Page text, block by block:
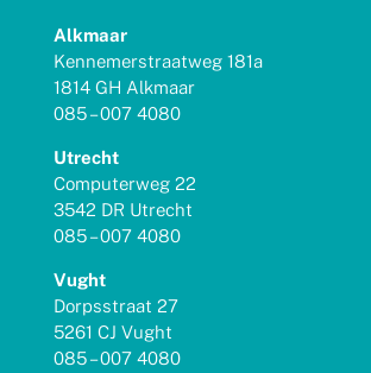
Alkmaar
Kennemerstraatweg 181a
1814 GH Alkmaar
085 – 007 4080
Utrecht
Computerweg 22
3542 DR Utrecht
085 – 007 4080
Vught
Dorpsstraat 27
5261 CJ Vught
085 – 007 4080